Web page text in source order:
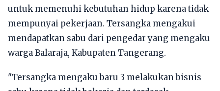
untuk memenuhi kebutuhan hidup karena tidak
mempunyai pekerjaan. Tersangka mengakui
mendapatkan sabu dari pengedar yang mengaku
warga Balaraja, Kabupaten Tangerang.
"Tersangka mengaku baru 3 melakukan bisnis